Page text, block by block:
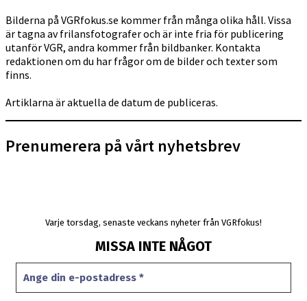
Bilderna på VGRfokus.se kommer från många olika håll. Vissa
är tagna av frilansfotografer och är inte fria för publicering
utanför VGR, andra kommer från bildbanker. Kontakta
redaktionen om du har frågor om de bilder och texter som
finns.
Artiklarna är aktuella de datum de publiceras.
Prenumerera på vårt nyhetsbrev
Varje torsdag, senaste veckans nyheter från VGRfokus!
MISSA INTE NÅGOT